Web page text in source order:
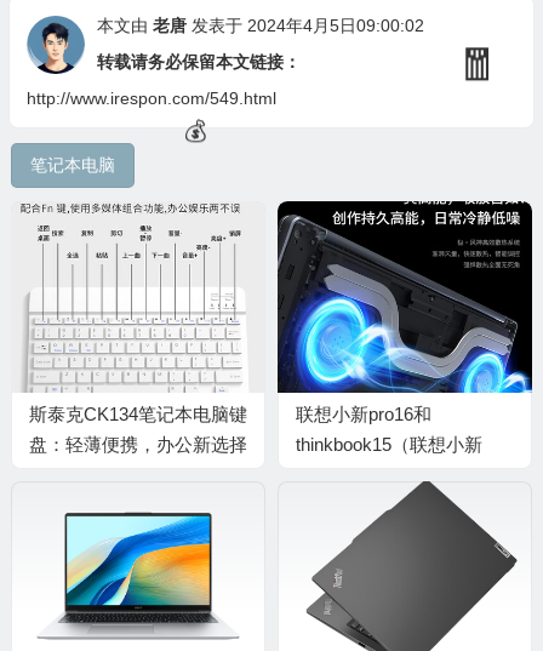
本文由 老唐发表于 2024年4月5日09:00:02
转载请务必保留本文链接：
http://www.irespon.com/549.html
笔记本电脑
斯泰克CK134笔记本电脑键
盘：轻薄便携，办公新选择
联想小新pro16和
thinkbook15（联想小新
体验效果好吗）
💰